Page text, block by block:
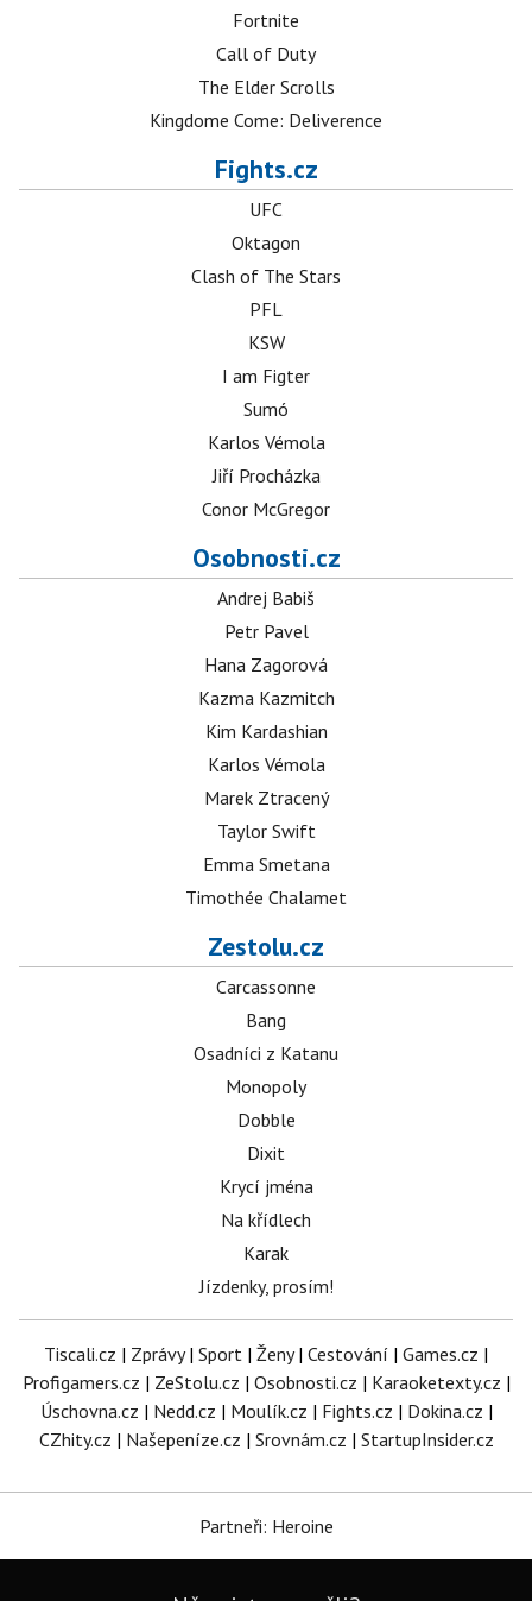
Fortnite
Call of Duty
The Elder Scrolls
Kingdome Come: Deliverence
Fights.cz
UFC
Oktagon
Clash of The Stars
PFL
KSW
I am Figter
Sumó
Karlos Vémola
Jiří Procházka
Conor McGregor
Osobnosti.cz
Andrej Babiš
Petr Pavel
Hana Zagorová
Kazma Kazmitch
Kim Kardashian
Karlos Vémola
Marek Ztracený
Taylor Swift
Emma Smetana
Timothée Chalamet
Zestolu.cz
Carcassonne
Bang
Osadníci z Katanu
Monopoly
Dobble
Dixit
Krycí jména
Na křídlech
Karak
Jízdenky, prosím!
Tiscali.cz | Zprávy| Sport | Ženy| Cestování | Games.cz |
Profigamers.cz | ZeStolu.cz | Osobnosti.cz | Karaoketexty.cz |
Úschovna.cz | Nedd.cz | Moulík.cz | Fights.cz | Dokina.cz |
CZhity.cz | Našepeníze.cz | Srovnám.cz | StartupInsider.cz
Partneři: Heroine